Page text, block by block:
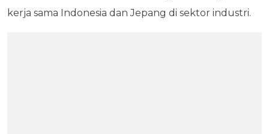
kerja sama Indonesia dan Jepang di sektor industri.